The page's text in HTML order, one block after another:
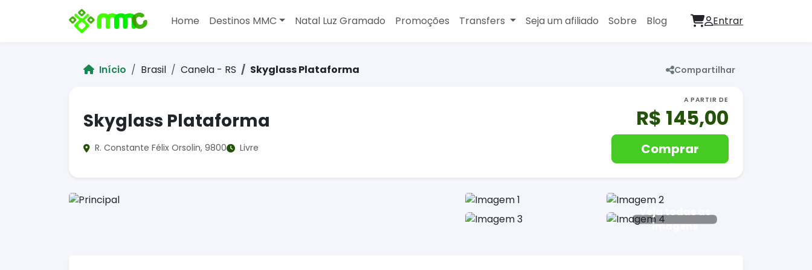
Home Destinos MMC Natal Luz Gramado Promoções Transfers Seja um afiliado Sobre Blog Entrar
Início Brasil Canela - RS Skyglass Plataforma Compartilhar
Skyglass Plataforma
R. Constante Félix Orsolin, 9800 Livre
A PARTIR DE
R$ 145,00
Comprar
Veja todas as
imagens